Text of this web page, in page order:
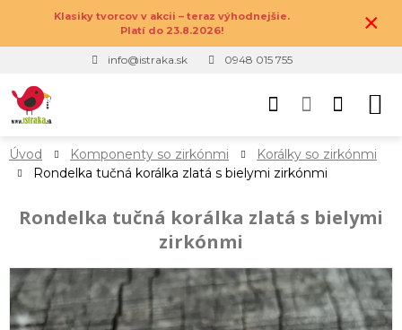
Klasiky tvorcov v akcii – teraz výhodnejšie.
Platí do 23.8.2026!
×
info@istraka.sk 0948 015 755
Úvod Komponenty so zirkónmi
Korálky so zirkónmi
Rondelka tučná korálka zlatá s bielymi zirkónmi
Rondelka tučná korálka zlatá s bielymi
zirkónmi